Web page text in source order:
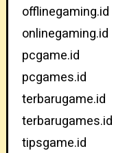
offlinegaming.id
onlinegaming.id
pcgame.id
pcgames.id
terbarugame.id
terbarugames.id
tipsgame.id